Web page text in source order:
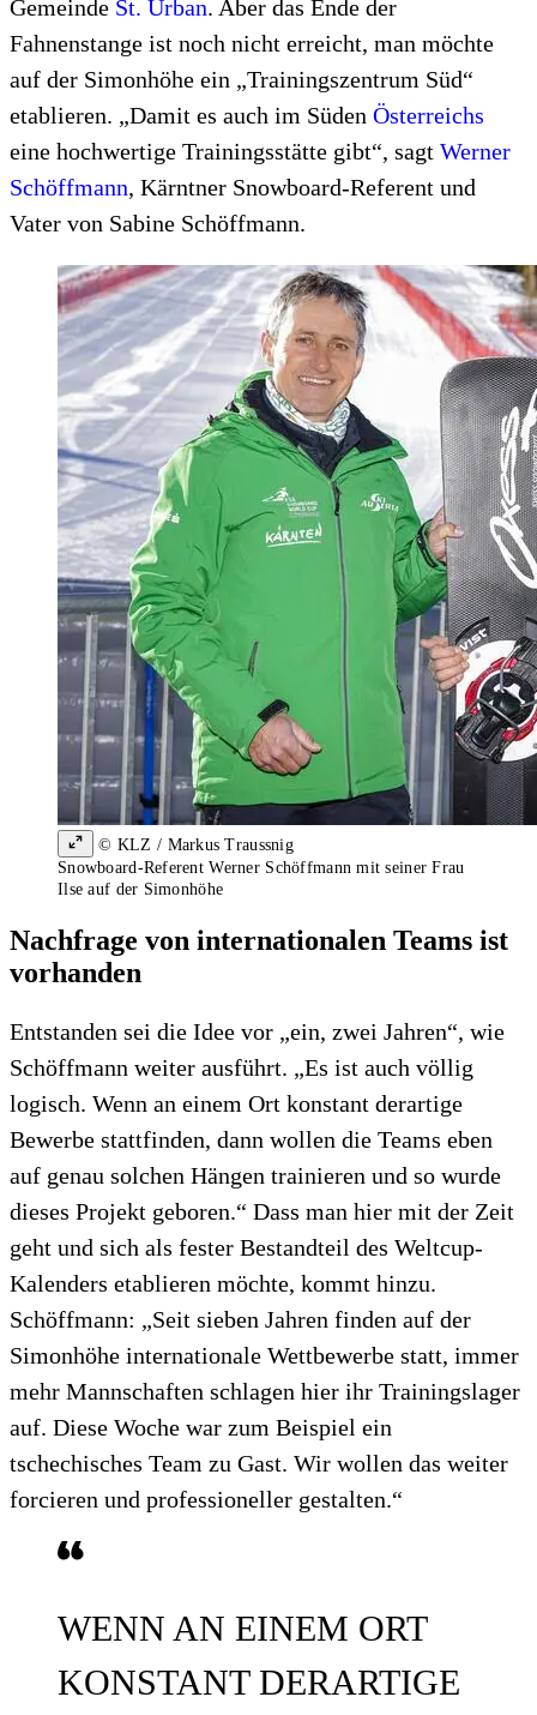
Gemeinde St. Urban. Aber das Ende der
Fahnenstange ist noch nicht erreicht, man möchte
auf der Simonhöhe ein „Trainingszentrum Süd“
etablieren. „Damit es auch im Süden Österreichs
eine hochwertige Trainingsstätte gibt“, sagt Werner
Schöffmann, Kärntner Snowboard-Referent und
Vater von Sabine Schöffmann.
© KLZ / Markus Traussnig
Snowboard-Referent Werner Schöffmann mit seiner Frau
Ilse auf der Simonhöhe
Nachfrage von internationalen Teams ist
vorhanden
Entstanden sei die Idee vor „ein, zwei Jahren“, wie
Schöffmann weiter ausführt. „Es ist auch völlig
logisch. Wenn an einem Ort konstant derartige
Bewerbe stattfinden, dann wollen die Teams eben
auf genau solchen Hängen trainieren und so wurde
dieses Projekt geboren.“ Dass man hier mit der Zeit
geht und sich als fester Bestandteil des Weltcup-
Kalenders etablieren möchte, kommt hinzu.
Schöffmann: „Seit sieben Jahren finden auf der
Simonhöhe internationale Wettbewerbe statt, immer
mehr Mannschaften schlagen hier ihr Trainingslager
auf. Diese Woche war zum Beispiel ein
tschechisches Team zu Gast. Wir wollen das weiter
forcieren und professioneller gestalten.“
WENN AN EINEM ORT
KONSTANT DERARTIGE